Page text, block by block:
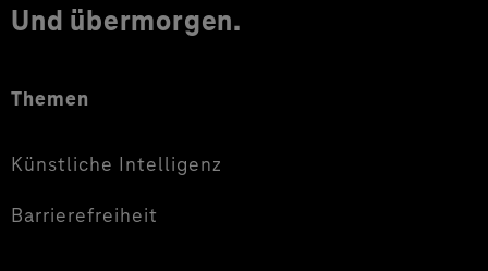
Und übermorgen.
Themen
Künstliche Intelligenz
Barrierefreiheit